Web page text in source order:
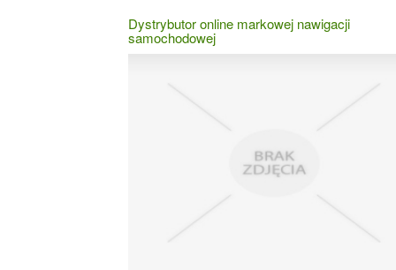
Dystrybutor online markowej nawigacji
samochodowej